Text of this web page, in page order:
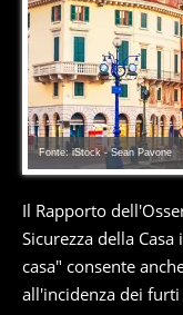
Fonte: iStock - Sean Pavone
Il Rapporto
Sicurezza della
casa" consente
all'incidenza dei